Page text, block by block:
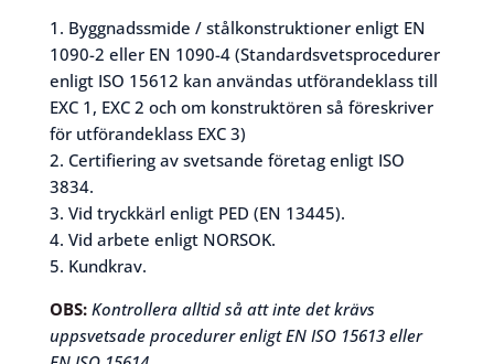
1. Byggnadssmide / stålkonstruktioner enligt EN
1090-2 eller EN 1090-4 (Standardsvetsprocedurer
enligt ISO 15612 kan användas utförandeklass till
EXC 1, EXC 2 och om konstruktören så föreskriver
för utförandeklass EXC 3)
2. Certifiering av svetsande företag enligt ISO
3834.
3. Vid tryckkärl enligt PED (EN 13445).
4. Vid arbete enligt NORSOK.
5. Kundkrav.
OBS: Kontrollera alltid så att inte det krävs
uppsvetsade procedurer enligt EN ISO 15613 eller